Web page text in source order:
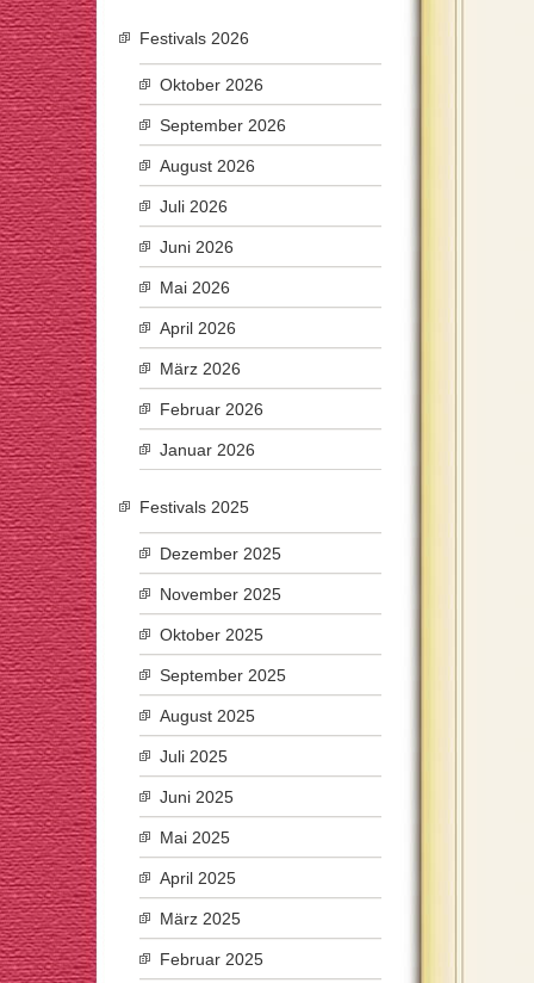
Festivals 2026
Oktober 2026
September 2026
August 2026
Juli 2026
Juni 2026
Mai 2026
April 2026
März 2026
Februar 2026
Januar 2026
Festivals 2025
Dezember 2025
November 2025
Oktober 2025
September 2025
August 2025
Juli 2025
Juni 2025
Mai 2025
April 2025
März 2025
Februar 2025